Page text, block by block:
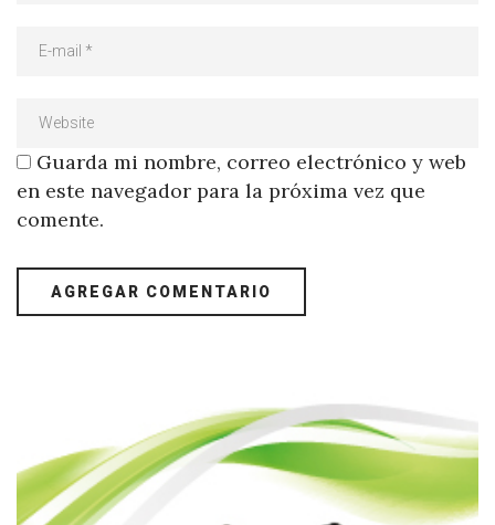
Guarda mi nombre, correo electrónico y web
en este navegador para la próxima vez que
comente.